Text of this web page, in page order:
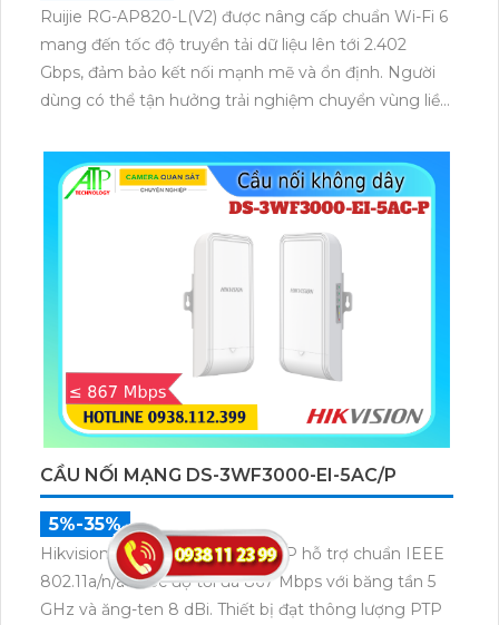
Ruijie RG-AP820-L(V2) được nâng cấp chuẩn Wi-Fi 6
mang đến tốc độ truyền tải dữ liệu lên tới 2.402
Gbps, đảm bảo kết nối mạnh mẽ và ổn định. Người
dùng có thể tận hưởng trải nghiệm chuyển vùng liền
chuyển trong không gian rộng.
CẦU NỐI MẠNG DS-3WF3000-EI-5AC/P
5%-35%
Hikvision DS-3WF3000-EI-5AC/P hỗ trợ chuẩn IEEE
802.11a/n/ac, tốc độ tối đa 867 Mbps với băng tần 5
GHz và ăng-ten 8 dBi. Thiết bị đạt thông lượng PTP